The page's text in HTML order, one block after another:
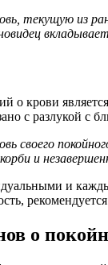
текущую из
крови
с разлукой с
своего
и
и
о